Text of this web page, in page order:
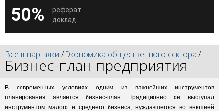
50%
реферат
доклад
Все шпаргалки /Экономика общественного сектора /
Бизнес-план предприятия
В современных условиях одним из важнейших инструментов
планирования является бизнес-план. Традиционно он выступал
инструментом малого и среднего бизнеса, нуждавшегося во внешней